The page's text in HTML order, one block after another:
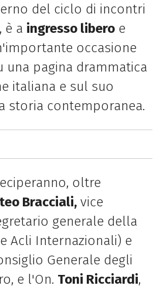
del ciclo di incontri
, è a ingresso liberoe
occasione
una pagina drammatica
italiana e sul suo
storia contemporanea.
oltre
Bracciali,vice
generale della
Acli Internazionali) e
Generale degli
e l'On. Toni Ricciardi,